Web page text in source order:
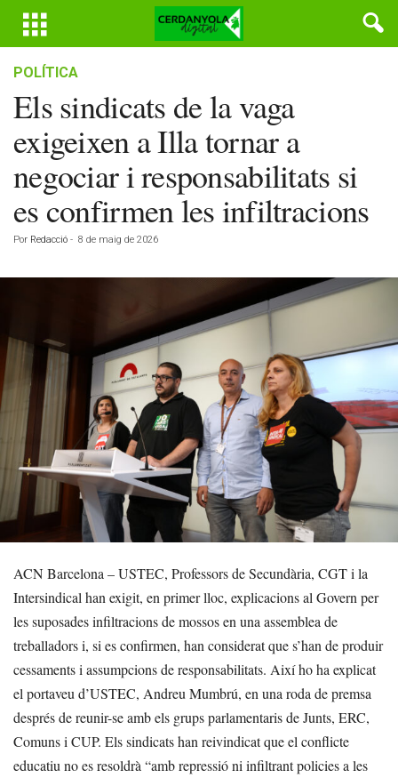
POLÍTICA
Els sindicats de la vaga
exigeixen a Illa tornar a
negociar i responsabilitats si
es confirmen les infiltracions
Por Redacció - 8 de maig de 2026
ACN Barcelona – USTEC, Professors de Secundària, CGT i la
Intersindical han exigit, en primer lloc, explicacions al Govern per
les suposades infiltracions de mossos en una assemblea de
treballadors i, si es confirmen, han considerat que s’han de produir
cessaments i assumpcions de responsabilitats. Així ho ha explicat
el portaveu d’USTEC, Andreu Mumbrú, en una roda de premsa
després de reunir-se amb els grups parlamentaris de Junts, ERC,
Comuns i CUP. Els sindicats han reivindicat que el conflicte
educatiu no es resoldrà “amb repressió ni infiltrant policies a les